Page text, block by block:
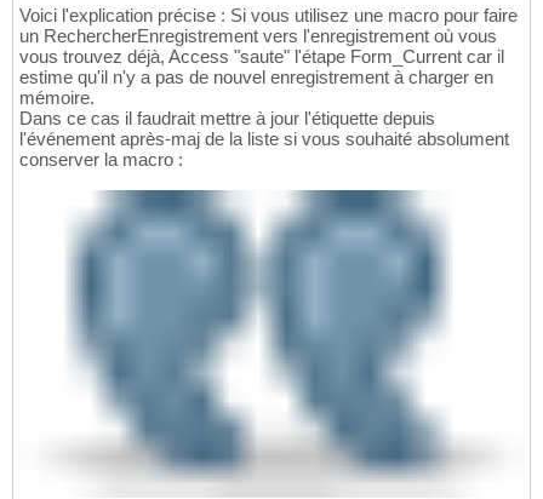
Voici l'explication précise : Si vous utilisez une macro pour faire
un RechercherEnregistrement vers l'enregistrement où vous
vous trouvez déjà, Access "saute" l'étape Form_Current car il
estime qu'il n'y a pas de nouvel enregistrement à charger en
mémoire.
Dans ce cas il faudrait mettre à jour l'étiquette depuis
l'événement après-maj de la liste si vous souhaité absolument
conserver la macro :